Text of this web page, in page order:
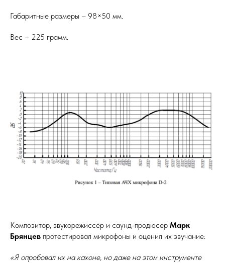
Габаритные размеры – 98×50 мм.
Вес – 225 грамм.
Композитор, звукорежиссёр и саунд-продюсер Марк
Брянцев протестировал микрофоны и оценил их звучание:
«Я опробовал их на кахоне, но даже на этом инструменте